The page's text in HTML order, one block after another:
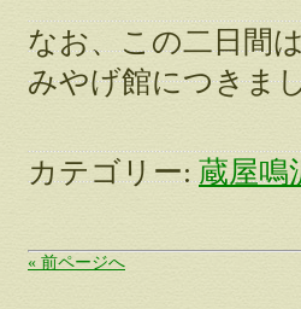
なお、この二日間
みやげ館につきま
カテゴリー: 蔵屋鳴
« 前ページへ